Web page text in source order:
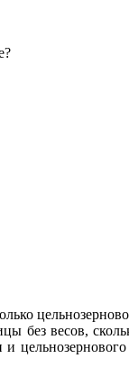
без весов,
и